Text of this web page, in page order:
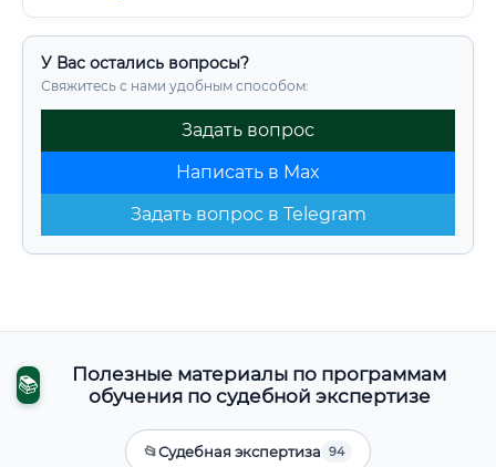
У Вас остались вопросы?
Свяжитесь с нами удобным способом:
Задать вопрос
Написать в Max
Задать вопрос в Telegram
📚
Полезные материалы по программам
обучения по судебной экспертизе
📂Судебная экспертиза 94